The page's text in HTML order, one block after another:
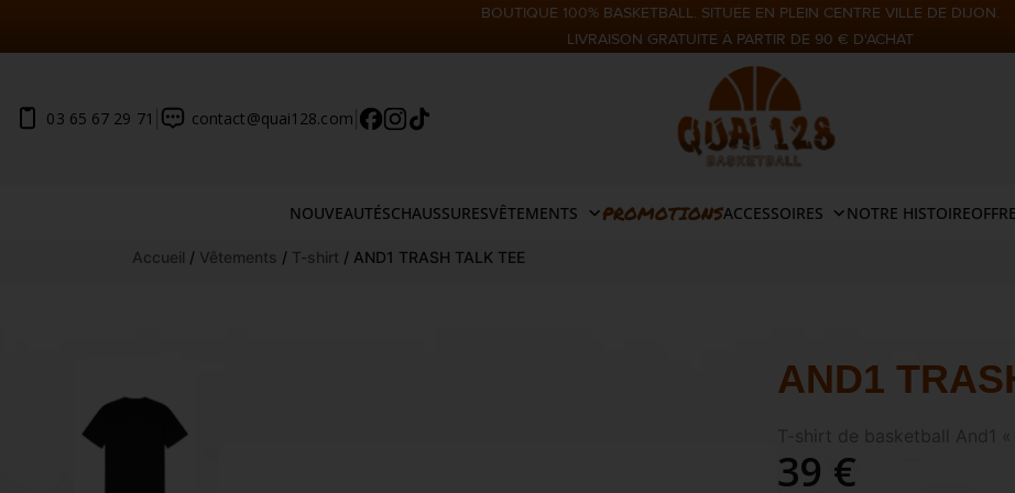
BOUTIQUE 100% BASKETBALL. SITUÉE EN PLEIN CENTRE VILLE DE DIJON.
LIVRAISON GRATUITE À PARTIR DE 90 € D'ACHAT
03 65 67 29 71 contact@quai128.com
NOUVEAUTÉSCHAUSSURESVÊTEMENTS PROMOTIONSACCESSOIRES NOTRE HISTOIRE
Accueil / Vêtements / T-shirt / AND1 TRASH TALK TEE
AND1
T-shirt de basketball And1
39 €